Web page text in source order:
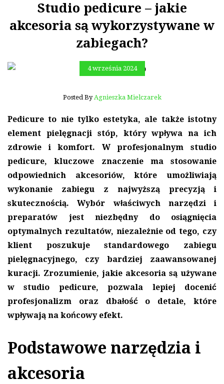
Studio pedicure – jakie
akcesoria są wykorzystywane w
zabiegach?
4 września 2024
Posted By Agnieszka Mielczarek
Pedicure to nie tylko estetyka, ale także istotny
element pielęgnacji stóp, który wpływa na ich
zdrowie i komfort. W profesjonalnym studio
pedicure, kluczowe znaczenie ma stosowanie
odpowiednich akcesoriów, które umożliwiają
wykonanie zabiegu z najwyższą precyzją i
skutecznością. Wybór właściwych narzędzi i
preparatów jest niezbędny do osiągnięcia
optymalnych rezultatów, niezależnie od tego, czy
klient poszukuje standardowego zabiegu
pielęgnacyjnego, czy bardziej zaawansowanej
kuracji. Zrozumienie, jakie akcesoria są używane
w studio pedicure, pozwala lepiej docenić
profesjonalizm oraz dbałość o detale, które
wpływają na końcowy efekt.
Podstawowe narzędzia i
akcesoria